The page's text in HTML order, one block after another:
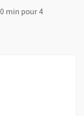
min pour 4